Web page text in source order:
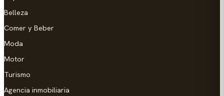
Belleza
Comer y Beber
Moda
Motor
Turismo
Agencia inmobiliaria